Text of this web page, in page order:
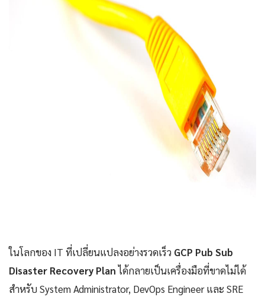
ในโลกของ IT ที่เปลี่ยนแปลงอย่างรวดเร็ว GCP Pub Sub
Disaster Recovery Planได้กลายเป็นเครื่องมือที่ขาดไม่ได้
สำหรับ System Administrator, DevOps Engineer และ SRE